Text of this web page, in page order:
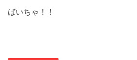
ばいちゃ！！